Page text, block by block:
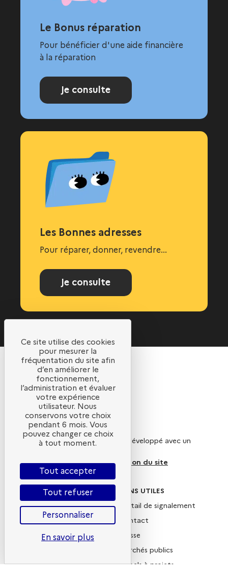
Le Bonus réparation
Pour bénéficier d'une aide financière
à la réparation
Je consulte
Les Bonnes adresses
Pour réparer, donner, revendre...
Je consulte
Qui sommes-nous ?
Ce site internet a été pensé et développé avec un
En savoir plus sur l’écoconception du site
SUIVEZ-NOUS
X
Linkedin
Instagram
Newsletter
LIENS UTILES
Portail de signalement
Contact
Presse
Marchés publics
Appels à projets
Ce site utilise des cookies
pour mesurer la
fréquentation du site afin
d’en améliorer le
fonctionnement,
l’administration et évaluer
votre expérience
utilisateur. Nous
conservons votre choix
pendant 6 mois. Vous
pouvez changer ce choix
à tout moment.
Tout accepter
Tout refuser
Personnaliser
En savoir plus